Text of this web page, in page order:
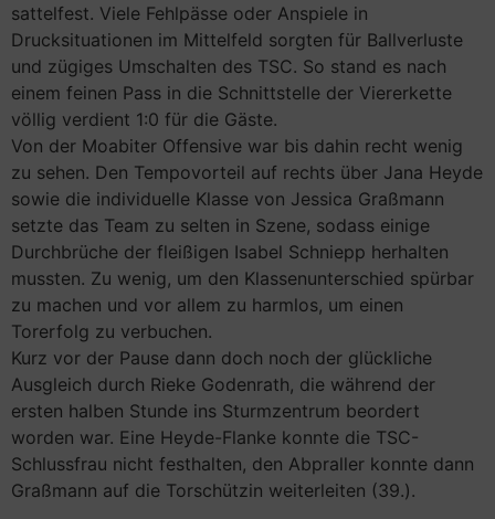
sattelfest. Viele Fehlpässe oder Anspiele in
Drucksituationen im Mittelfeld sorgten für Ballverluste
und zügiges Umschalten des TSC. So stand es nach
einem feinen Pass in die Schnittstelle der Viererkette
völlig verdient 1:0 für die Gäste.
Von der Moabiter Offensive war bis dahin recht wenig
zu sehen. Den Tempovorteil auf rechts über Jana Heyde
sowie die individuelle Klasse von Jessica Graßmann
setzte das Team zu selten in Szene, sodass einige
Durchbrüche der fleißigen Isabel Schniepp herhalten
mussten. Zu wenig, um den Klassenunterschied spürbar
zu machen und vor allem zu harmlos, um einen
Torerfolg zu verbuchen.
Kurz vor der Pause dann doch noch der glückliche
Ausgleich durch Rieke Godenrath, die während der
ersten halben Stunde ins Sturmzentrum beordert
worden war. Eine Heyde-Flanke konnte die TSC-
Schlussfrau nicht festhalten, den Abpraller konnte dann
Graßmann auf die Torschützin weiterleiten (39.).